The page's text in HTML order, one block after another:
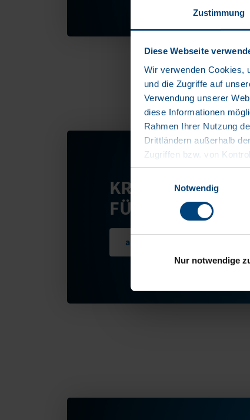
Zustimmung
Diese Webseite
Wir verwenden Cookies,
und die Zugriffe auf
Verwendung unserer
diese Informationen
Rahmen Ihrer Nutzung
Drittländern außerhalb
Zugriffen bzw. von
Datenschutzerklärung
Impressum
Notwendig
Nur notwendige
KRONE
FÜR
ansehen